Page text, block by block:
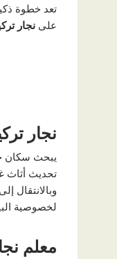
تعد خطوة
على نجار
نجار
يبحث سكان
تحديث أثاث
وبالانتقال
لخصوصية
معلم